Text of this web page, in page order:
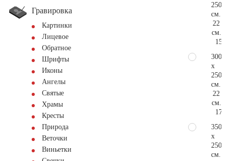
Гравировка
Картинки
Лицевое
Обратное
Шрифты
Иконы
Ангелы
Святые
Храмы
Кресты
Природа
Веточки
Виньетки
250
см.
22
см.
300
x
250
см.
22
см.
350
x
250
см.